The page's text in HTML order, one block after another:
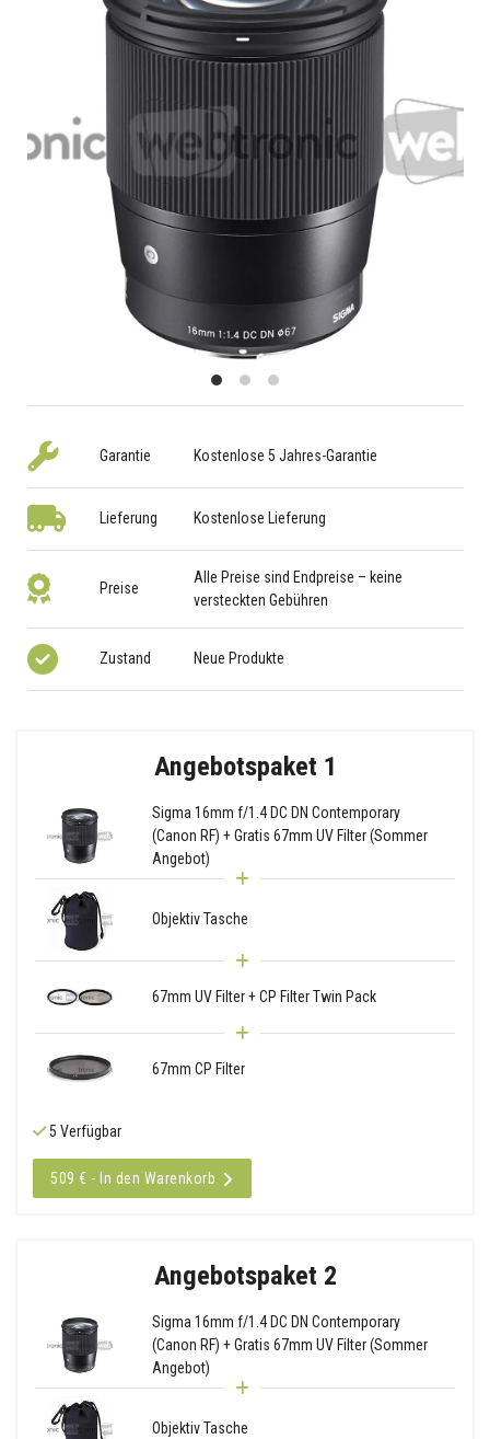
Garantie Kostenlose 5 Jahres-Garantie
Lieferung Kostenlose Lieferung
Preise
Alle Preise sind Endpreise – keine
versteckten Gebühren
Zustand Neue Produkte
Angebotspaket 1
Sigma 16mm f/1.4 DC DN Contemporary
(Canon RF) + Gratis 67mm UV Filter (Sommer
Angebot)
Objektiv Tasche
67mm UV Filter + CP Filter Twin Pack
67mm CP Filter
5 Verfügbar
509 € - In den Warenkorb
Angebotspaket 2
Sigma 16mm f/1.4 DC DN Contemporary
(Canon RF) + Gratis 67mm UV Filter (Sommer
Angebot)
Objektiv Tasche